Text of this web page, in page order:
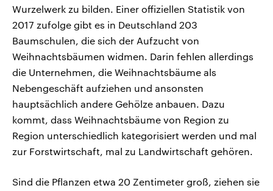
Wurzelwerk zu bilden. Einer offiziellen Statistik von
2017 zufolge gibt es in Deutschland 203
Baumschulen, die sich der Aufzucht von
Weihnachtsbäumen widmen. Darin fehlen allerdings
die Unternehmen, die Weihnachtsbäume als
Nebengeschäft aufziehen und ansonsten
hauptsächlich andere Gehölze anbauen. Dazu
kommt, dass Weihnachtsbäume von Region zu
Region unterschiedlich kategorisiert werden und mal
zur Forstwirtschaft, mal zu Landwirtschaft gehören.
Sind die Pflanzen etwa 20 Zentimeter groß, ziehen sie